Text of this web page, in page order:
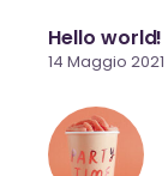
Hello world!
14 Maggio 2021